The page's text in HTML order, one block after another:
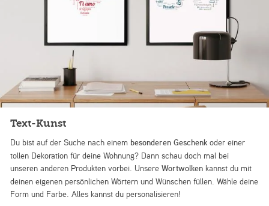
Text-Kunst
Du bist auf der Suche nach einem besonderen Geschenk oder einer
tollen Dekoration für deine Wohnung? Dann schau doch mal bei
unseren anderen Produkten vorbei. UnsereWortwolken kannst du mit
deinen eigenen persönlichen Wörtern und Wünschen füllen. Wähle deine
Form und Farbe. Alles kannst du personalisieren!